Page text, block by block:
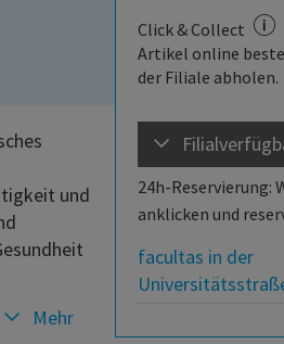
Click & Collect
Artikel online
der Filiale abholen.
24h-Reservierung:
anklicken und
facultas in der
und
Mehr